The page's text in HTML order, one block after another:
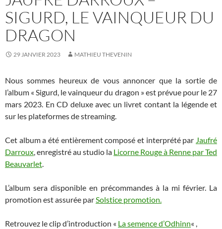
SIGURD, LE VAINQUEUR DU
DRAGON
29 JANVIER 2023 MATHIEU THEVENIN
Nous sommes heureux de vous annoncer que la sortie de
l’album « Sigurd, le vainqueur du dragon » est prévue pour le 27
mars 2023. En CD deluxe avec un livret contant la légende et
sur les plateformes de streaming.
Cet album a été entièrement composé et interprété par Jaufré
Darroux, enregistré au studio la Licorne Rouge à Renne par Ted
Beauvarlet.
L’album sera disponible en précommandes à la mi février. La
promotion est assurée parSolstice promotion.
Retrouvez le clip d’introduction « La semence d’Odhinn« ,